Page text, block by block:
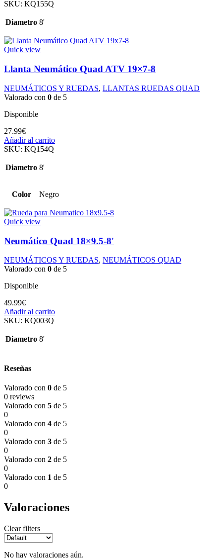
SKU: KQ155Q
Diametro 8'
Quick view
Llanta Neumático Quad ATV 19×7-8
NEUMÁTICOS Y RUEDAS, LLANTAS RUEDAS QUAD
Valorado con 0 de 5
Disponible
27.99€
Añadir al carrito
SKU: KQ154Q
Diametro 8'
Color Negro
Quick view
Neumático Quad 18×9.5-8′
NEUMÁTICOS Y RUEDAS, NEUMÁTICOS QUAD
Valorado con 0 de 5
Disponible
49.99€
Añadir al carrito
SKU: KQ003Q
Diametro 8'
Reseñas
Valorado con 0 de 5
0 reviews
Valorado con 5 de 5
0
Valorado con 4 de 5
0
Valorado con 3 de 5
0
Valorado con 2 de 5
0
Valorado con 1 de 5
0
Valoraciones
Clear filters
No hay valoraciones aún.